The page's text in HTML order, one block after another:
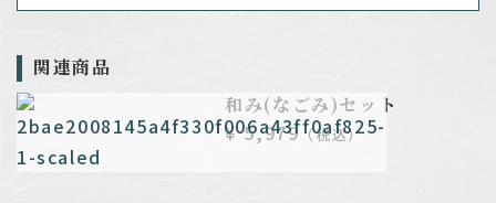
関連商品
和み(なごみ)セット
¥ 5,979 （税込）